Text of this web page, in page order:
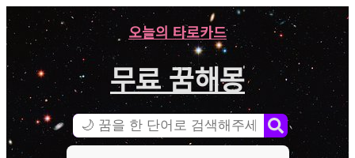
오늘의 타로카드
무료 꿈해몽